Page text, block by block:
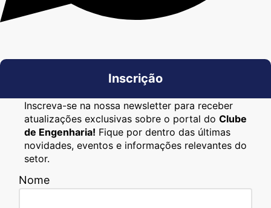
Inscrição
Inscreva-se na nossa newsletter para receber
atualizações exclusivas sobre o portal do Clube
de Engenharia! Fique por dentro das últimas
novidades, eventos e informações relevantes do
setor.
Nome